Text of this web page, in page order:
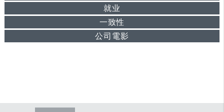
就业
一致性
公司電影